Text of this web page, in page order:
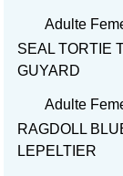
Adulte
SEAL TORTIE
GUYARD
Adulte
RAGDOLL
LEPELTIER